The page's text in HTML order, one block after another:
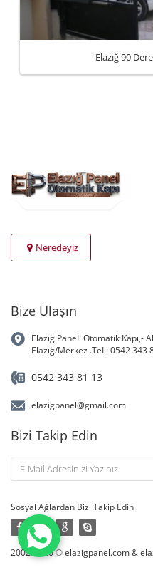
Elazığ 90
Neredeyiz
Bize Ulaşın
Elazığ PaneL Otomatik Kapı,-
Elazığ/Merkez .TeL: 0542 343
0542 343 81 13
elazigpanel@gmail.com
Bizi Takip Edin
Sosyal Ağlardan Bizi Takip Edin
2002-2026 © elazigpanel.com &